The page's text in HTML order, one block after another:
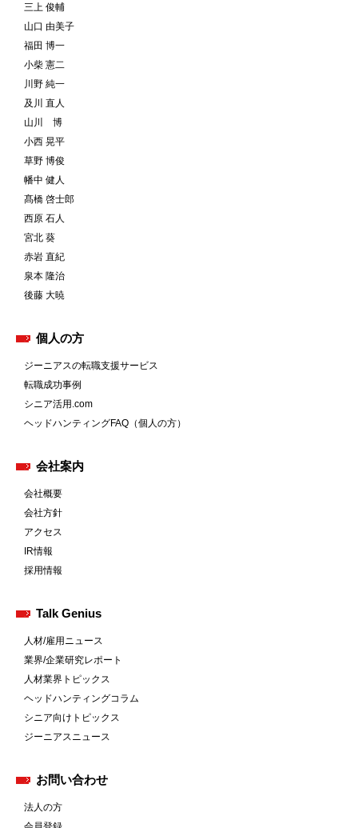
三上 俊輔
山口 由美子
福田 博一
小柴 憲二
川野 純一
及川 直人
山川 博
小西 晃平
草野 博俊
幡中 健人
髙橋 啓士郎
西原 石人
宮北 葵
赤岩 直紀
泉本 隆治
後藤 大暁
個人の方
ジーニアスの転職支援サービス
転職成功事例
シニア活用.com
ヘッドハンティングFAQ（個人の方）
会社案内
会社概要
会社方針
アクセス
IR情報
採用情報
Talk Genius
人材/雇用ニュース
業界/企業研究レポート
人材業界トピックス
ヘッドハンティングコラム
シニア向けトピックス
ジーニアスニュース
お問い合わせ
法人の方